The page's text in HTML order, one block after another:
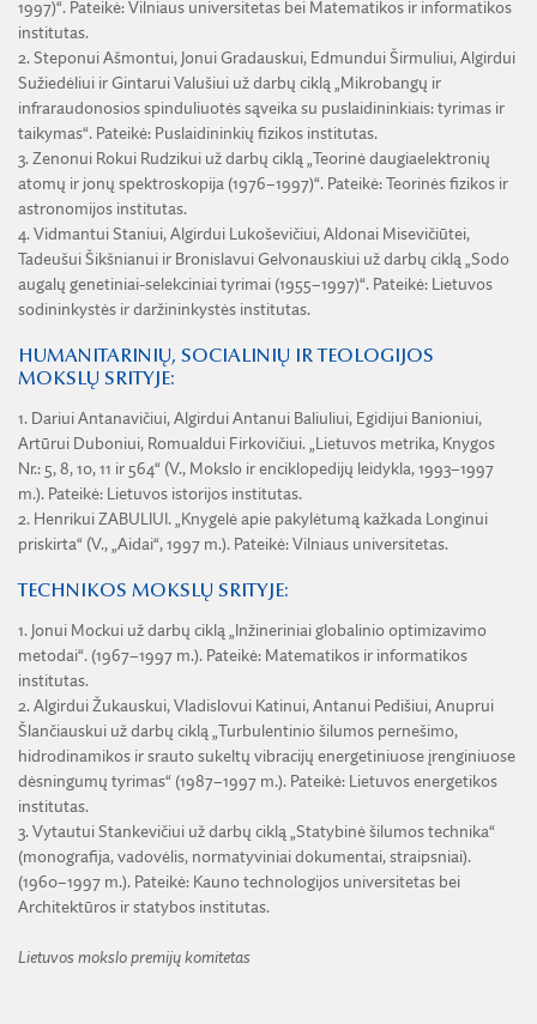
JAUNOJI AKADEMIJA
SKYRIAI IR PADALINIAI
PAREIGYBIŲ APRAŠYMAS IR ATLIEKAMOS FUNKCIJOS
ŠVIESAUS ATMINIMO LMA NARIAI
BENDRADARBIAVIMO SUTARTYS
MOKSLININKO ETIKOS KODEKSAS
PRANEŠĖJŲ APSAUGA
NUORODOS
LMA IR AKADEMIKAI ŽINIASKLAIDOJE
PASLAUGOS
ES SF PARAMA LMA
ATVIRI DUOMENYS
ŪKIO SUBJEKTŲ PRIEŽIŪRA
TARNYBINIAI LENGVIEJI AUTOMOBILIAI
LĖŠOS VEIKLAI VIEŠINTI
2021 m. Lietuvos mokslo premijos skirtos
2020 m. Lietuvos mokslo premijos skirtos
2019 m. Lietuvos mokslo premijos skirtos
2018 m. Lietuvos mokslo premijos skirtos
2017 m. Lietuvos mokslo premijos skirtos
2016 m. Lietuvos mokslo premijos skirtos
2015 m. Lietuvos mokslo premijos skirtos
2014 m. Lietuvos mokslo premijos skirtos
2013 m. Lietuvos mokslo premijos skirtos
2012 m. Lietuvos mokslo premijos skirtos
2011 m. Lietuvos mokslo premijos skirtos
2010 m. Lietuvos mokslo premijų laureatai
2007 m. Lietuvos mokslo premijos skirtos
2006 m. Lietuvos mokslo premijos skirtos
2005 m. Lietuvos mokslo premijos skirtos
2004 m. Lietuvos mokslo premijos skirtos
2003 m. Lietuvos mokslo premijos skirtos
2002 m. Lietuvos mokslo premijos skirtos
2000 m. Lietuvos mokslo premijos skirtos
1997)“. Pateikė: Vilniaus universitetas bei Matematikos ir informatikos
institutas.
2. Steponui Ašmontui, Jonui Gradauskui, Edmundui Širmuliui, Algirdui
Sužiedėliui ir Gintarui Valušiui už darbų ciklą „Mikrobangų ir
infraraudonosios spinduliuotės sąveika su puslaidininkiais: tyrimas ir
taikymas“. Pateikė: Puslaidininkių fizikos institutas.
3. Zenonui Rokui Rudzikui už darbų ciklą „Teorinė daugiaelektronių
atomų ir jonų spektroskopija (1976–1997)“. Pateikė: Teorinės fizikos ir
astronomijos institutas.
4. Vidmantui Staniui, Algirdui Lukoševičiui, Aldonai Misevičiūtei,
Tadeušui Šikšnianui ir Bronislavui Gelvonauskiui už darbų ciklą „Sodo
augalų genetiniai-selekciniai tyrimai (1955–1997)“. Pateikė: Lietuvos
sodininkystės ir daržininkystės institutas.
HUMANITARINIŲ, SOCIALINIŲ IR TEOLOGIJOS
MOKSLŲ SRITYJE:
1. Dariui Antanavičiui, Algirdui Antanui Baliuliui, Egidijui Banioniui,
Artūrui Duboniui, Romualdui Firkovičiui. „Lietuvos metrika, Knygos
Nr.: 5, 8, 10, 11 ir 564“ (V., Mokslo ir enciklopedijų leidykla, 1993–1997
m.). Pateikė: Lietuvos istorijos institutas.
2. Henrikui ZABULIUI. „Knygelė apie pakylėtumą kažkada Longinui
priskirta“ (V., „Aidai“, 1997 m.). Pateikė: Vilniaus universitetas.
TECHNIKOS MOKSLŲ SRITYJE:
1. Jonui Mockui už darbų ciklą „Inžineriniai globalinio optimizavimo
metodai“. (1967–1997 m.). Pateikė: Matematikos ir informatikos
institutas.
2. Algirdui Žukauskui, Vladislovui Katinui, Antanui Pedišiui, Anuprui
Šlančiauskui už darbų ciklą „Turbulentinio šilumos pernešimo,
hidrodinamikos ir srauto sukeltų vibracijų energetiniuose įrenginiuose
dėsningumų tyrimas“ (1987–1997 m.). Pateikė: Lietuvos energetikos
institutas.
3. Vytautui Stankevičiui už darbų ciklą „Statybinė šilumos technika“
(monografija, vadovėlis, normatyviniai dokumentai, straipsniai).
(1960–1997 m.). Pateikė: Kauno technologijos universitetas bei
Architektūros ir statybos institutas.
Lietuvos mokslo premijų komitetas